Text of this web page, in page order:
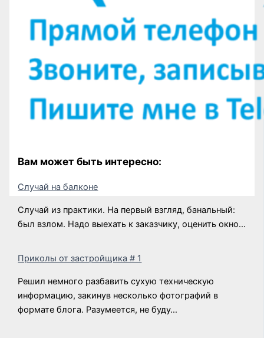
Вам может быть интересно:
Случай на балконе
Случай из практики. На первый взгляд, банальный:
был взлом. Надо выехать к заказчику, оценить окно…
Приколы от застройщика # 1
Решил немного разбавить сухую техническую
информацию, закинув несколько фотографий в
формате блога. Разумеется, не буду…